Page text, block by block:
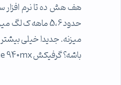
حدود 5،6
میزنه. جدیدا خیلی
باشه؟ گرفیکش geforce 940mx ه فک نکنم از اون باشه. امکان داره قطعه معیوب داشته باشه؟